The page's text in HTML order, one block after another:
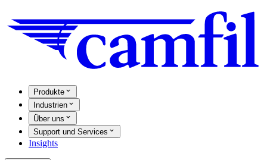
Produkte
Industrien
Über uns
Support und Services
Insights